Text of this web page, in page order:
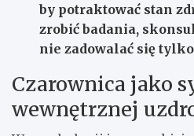
by potraktować stan
zrobić badania,
nie zadowalać się
Czarownica jako
wewnętrznej